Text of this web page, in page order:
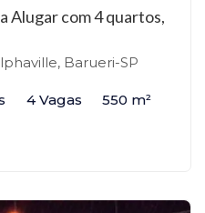
Alugar com 4 quartos,
Barueri-SP
4 Vagas 550 m²